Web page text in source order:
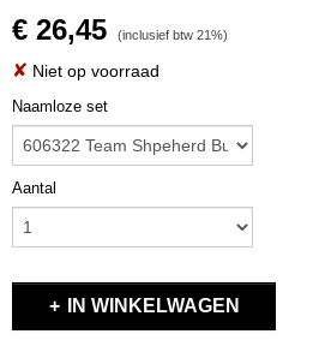
€ 26,45 (inclusief btw 21%)
✘ Niet op voorraad
Naamloze set
Aantal
IN WINKELWAGEN